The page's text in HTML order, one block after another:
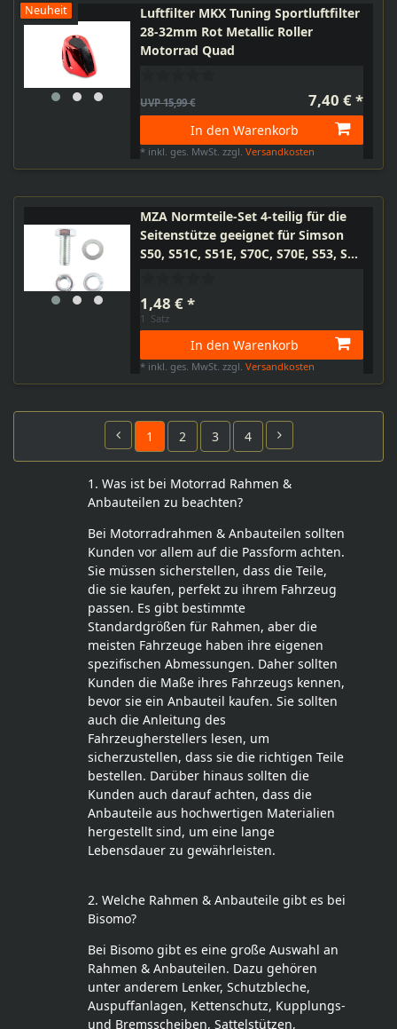
Neuheit
Luftfilter MKX Tuning Sportluftfilter
28-32mm Rot Metallic Roller
Motorrad Quad
UVP 15,99 € 7,40 € *
In den Warenkorb
* inkl. ges. MwSt. zzgl.Versandkosten
MZA Normteile-Set 4-teilig für die
Seitenstütze geeignet für Simson
S50, S51C, S51E, S70C, S70E, S53, S83
1,48 € *
1 Satz
In den Warenkorb
* inkl. ges. MwSt. zzgl.Versandkosten
1 2 3 4
1. Was ist bei Motorrad Rahmen &
Anbauteilen zu beachten?
Bei Motorradrahmen & Anbauteilen sollten
Kunden vor allem auf die Passform achten.
Sie müssen sicherstellen, dass die Teile,
die sie kaufen, perfekt zu ihrem Fahrzeug
passen. Es gibt bestimmte
Standardgrößen für Rahmen, aber die
meisten Fahrzeuge haben ihre eigenen
spezifischen Abmessungen. Daher sollten
Kunden die Maße ihres Fahrzeugs kennen,
bevor sie ein Anbauteil kaufen. Sie sollten
auch die Anleitung des
Fahrzeugherstellers lesen, um
sicherzustellen, dass sie die richtigen Teile
bestellen. Darüber hinaus sollten die
Kunden auch darauf achten, dass die
Anbauteile aus hochwertigen Materialien
hergestellt sind, um eine lange
Lebensdauer zu gewährleisten.
2. Welche Rahmen & Anbauteile gibt es bei
Bisomo?
Bei Bisomo gibt es eine große Auswahl an
Rahmen & Anbauteilen. Dazu gehören
unter anderem Lenker, Schutzbleche,
Auspuffanlagen, Kettenschutz, Kupplungs-
und Bremsscheiben, Sattelstützen,